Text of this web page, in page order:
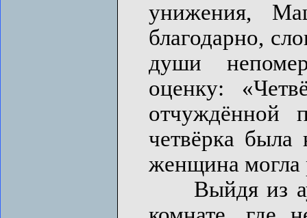
унижения,
благодарно,
души
оценку:
четвёрка
женщина могла
Выйдя из